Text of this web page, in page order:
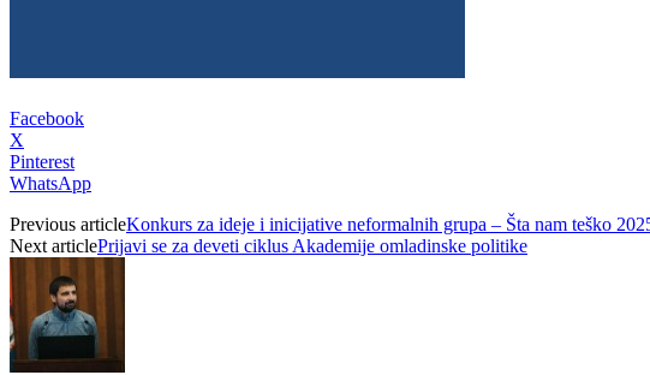
Facebook
X
Pinterest
WhatsApp
Previous articleKonkurs za ideje i inicijative neformalnih grupa – Šta nam teško
Next articlePrijavi se za deveti ciklus Akademije omladinske politike